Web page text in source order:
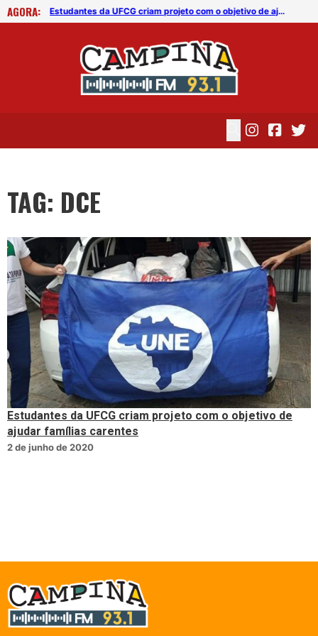
AGORA:
Estudantes da UFCG criam projeto com o objetivo de ajudar famílias carentes Estudantes da UFCG criam projeto com o objetivo de ajudar famílias carentes
TAG: DCE
Estudantes da UFCG criam projeto com o objetivo de
ajudar famílias carentes
2 de junho de 2020